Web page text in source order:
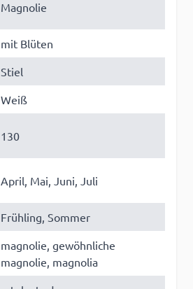
Magnolie
mit Blüten
Stiel
Weiß
130
April, Mai, Juni, Juli
Frühling, Sommer
magnolie, gewöhnliche
magnolie, magnolia